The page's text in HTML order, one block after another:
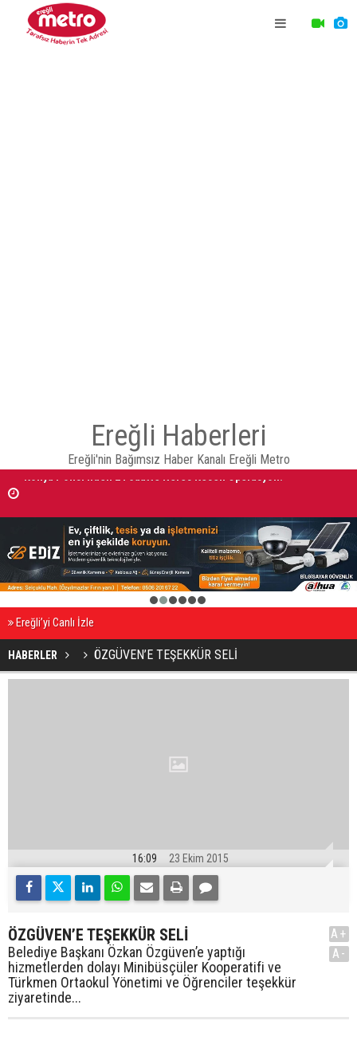
Ereğli Haberleri
Ereğli'nin Bağımsız Haber Kanalı Ereğli Metro
Konya Polisi'nden 24 Saatte Nefes Kesen Operasyon!
BAŞLADI
2 3 4 5 6
Ereğli’yi Canlı İzle
HABERLER ÖZGÜVEN’E TEŞEKKÜR SELİ
16:09 23 Ekim 2015
ÖZGÜVEN’E TEŞEKKÜR SELİ
Belediye Başkanı Özkan Özgüven’e yaptığı
hizmetlerden dolayı Minibüsçüler Kooperatifi ve
Türkmen Ortaokul Yönetimi ve Öğrenciler teşekkür
ziyaretinde...
A+
A-